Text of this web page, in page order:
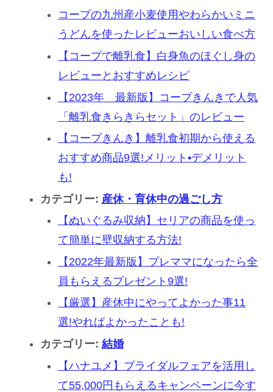
コープの九州産小麦使用やわらかいミニ
うどんを使ったレビューおいしい食べ方
【コープで離乳食】白身魚のほぐし身の
レビューとおすすめレシピ
【2023年 最新版】コープきんきで人気
「離乳食きらきらセット」のレビュー
【コープきんき】離乳食初期から使える
おすすめ商品9選!メリット•デメリット
も!
カテゴリー: 産休・育休中の過ごし方
【ぬいぐるみ収納】セリアの商品を使っ
て簡単に壁収納する方法!
【2022年最新版】プレママになったら全
員もらえるプレゼント9選!
【厳選】産休中にやってよかった事11
選!やればよかったことも!
カテゴリー: 結婚
【ハナユメ】ブライダルフェアを活用し
て55,000円もらえるキャンペーンに今す